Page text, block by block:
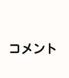
コメント